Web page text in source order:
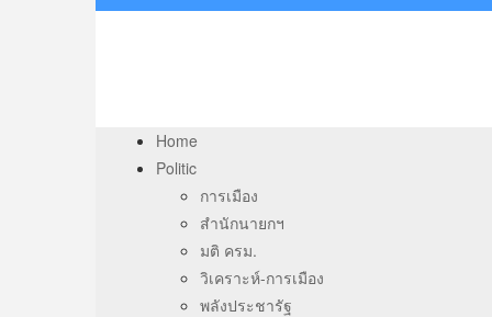
Home
Politic
การเมือง
สำนักนายกฯ
มติ ครม.
วิเคราะห์-การเมือง
พลังประชารัฐ